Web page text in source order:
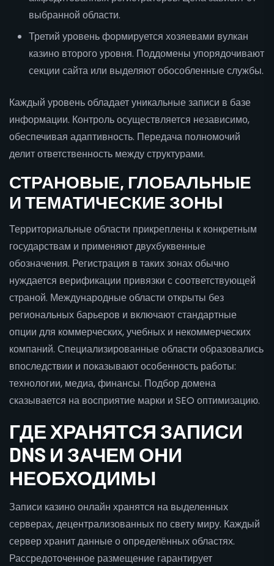
выбранной области.
Третий уровень формируется хозяевами вулкан
казино второго уровня. Поддомены упорядочивают
секции сайта или выделяют обособленные службы.
Каждый уровень обладает уникальные записи в базе
информации. Контроль осуществляется независимо,
обеспечивая адаптивность. Передача полномочий
делит ответственность между структурами.
СТРАНОВЫЕ, ГЛОБАЛЬНЫЕ
И ТЕМАТИЧЕСКИЕ ЗОНЫ
Территориальные области прикреплены к конкретным
государствам и применяют двухбуквенные
обозначения. Регистрация в таких зонах обычно
нуждается верификации привязки с соответствующей
страной. Международные области открыты без
региональных барьеров и включают стандартные
опции для коммерческих, учебных и некоммерческих
компаний. Специализированные области образовались
впоследствии и показывают особенность работы:
технологии, медиа, финансы. Подбор домена
сказывается на восприятие марки и SEO оптимизацию.
ГДЕ ХРАНЯТСЯ ЗАПИСИ
DNS И ЗАЧЕМ ОНИ
НЕОБХОДИМЫ
Записи казино онлайн хранятся на выделенных
серверах, децентрализованных по свету миру. Каждый
сервер хранит данные о определённых областях.
Рассредоточенное размещение гарантирует